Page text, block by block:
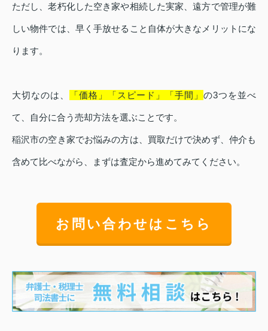
ただし、老朽化した空き家や相続した実家、遠方で管理が難
しい物件では、早く手放せること自体が大きなメリットにな
ります。
大切なのは、 「価格」「スピード」「手間」 の3つを並べ
て、自分に合う売却方法を選ぶことです。
稲沢市の空き家でお悩みの方は、買取だけで決めず、仲介も
含めて比べながら、まずは査定から進めてみてください。
お問い合わせはこちら